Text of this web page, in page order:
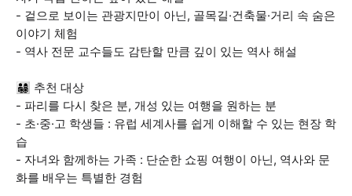
- 겉으로 보이는 관광지만이 아닌, 골목길·건축물·거리 속 숨은
이야기 체험
- 역사 전문 교수들도 감탄할 만큼 깊이 있는 역사 해설
👨‍👩‍👧‍👦 추천 대상
- 파리를 다시 찾은 분, 개성 있는 여행을 원하는 분
- 초·중·고 학생들 : 유럽 세계사를 쉽게 이해할 수 있는 현장 학
습
- 자녀와 함께하는 가족 : 단순한 쇼핑 여행이 아닌, 역사와 문
화를 배우는 특별한 경험